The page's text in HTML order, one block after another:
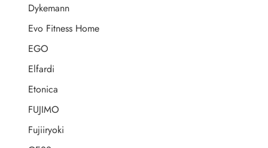
Dykemann
Evo Fitness Home
EGO
Elfardi
Etonica
FUJIMO
Fujiiryoki